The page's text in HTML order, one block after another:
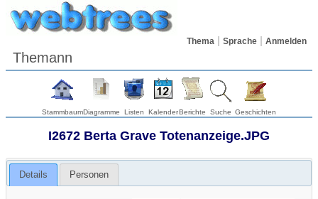
Thema Sprache Anmelden
Themann
StammbaumDiagramme Listen KalenderBerichte Suche Geschichten
I2672 Berta Grave Totenanzeige.JPG
Details Personen